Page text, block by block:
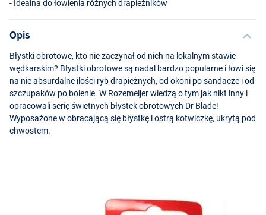
- Idealna do łowienia różnych drapieżników
Opis
Błystki obrotowe, kto nie zaczynał od nich na lokalnym stawie
wędkarskim? Błystki obrotowe są nadal bardzo popularne i łowi się
na nie absurdalne ilości ryb drapieżnych, od okoni po sandacze i od
szczupaków po bolenie. W Rozemeijer wiedzą o tym jak nikt inny i
opracowali serię świetnych błystek obrotowych Dr Blade!
Wyposażone w obracającą się błystkę i ostrą kotwiczkę, ukrytą pod
chwostem.